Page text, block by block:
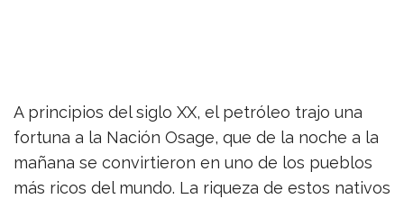
A principios del siglo XX, el petróleo trajo una
fortuna a la Nación Osage, que de la noche a la
mañana se convirtieron en uno de los pueblos
más ricos del mundo. La riqueza de estos nativos